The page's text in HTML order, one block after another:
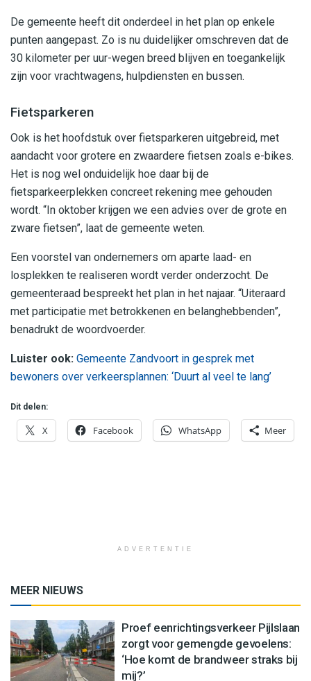
De gemeente heeft dit onderdeel in het plan op enkele
punten aangepast. Zo is nu duidelijker omschreven dat de
30 kilometer per uur-wegen breed blijven en toegankelijk
zijn voor vrachtwagens, hulpdiensten en bussen.
Fietsparkeren
Ook is het hoofdstuk over fietsparkeren uitgebreid, met
aandacht voor grotere en zwaardere fietsen zoals e-bikes.
Het is nog wel onduidelijk hoe daar bij de
fietsparkeerplekken concreet rekening mee gehouden
wordt. “In oktober krijgen we een advies over de grote en
zware fietsen”, laat de gemeente weten.
Een voorstel van ondernemers om aparte laad- en
losplekken te realiseren wordt verder onderzocht. De
gemeenteraad bespreekt het plan in het najaar. “Uiteraard
met participatie met betrokkenen en belanghebbenden”,
benadrukt de woordvoerder.
Luister ook: Gemeente Zandvoort in gesprek met
bewoners over verkeersplannen: ‘Duurt al veel te lang’
Dit delen:
X Facebook WhatsApp Meer
ADVERTENTIE
MEER NIEUWS
Proef eenrichtingsverkeer Pijlslaan
zorgt voor gemengde gevoelens:
‘Hoe komt de brandweer straks bij
mij?’